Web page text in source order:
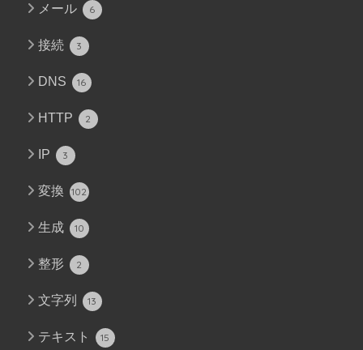
メール 6
接続 3
DNS 16
HTTP 2
IP 3
変換 102
生成 10
整形 2
文字列 13
テキスト 15